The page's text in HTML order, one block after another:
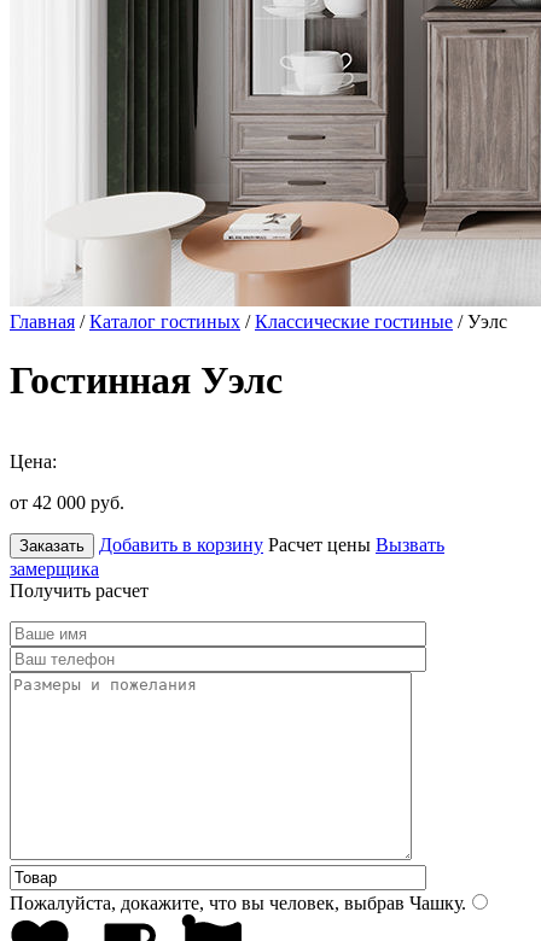
Главная /Каталог гостиных /Классические гостиные / Уэлс
Гостинная Уэлс
Цена:
от 42 000 руб.
Заказать Добавить в корзину Расчет цены Вызвать
замерщика
Получить расчет
Пожалуйста, докажите, что вы человек, выбрав Чашку.